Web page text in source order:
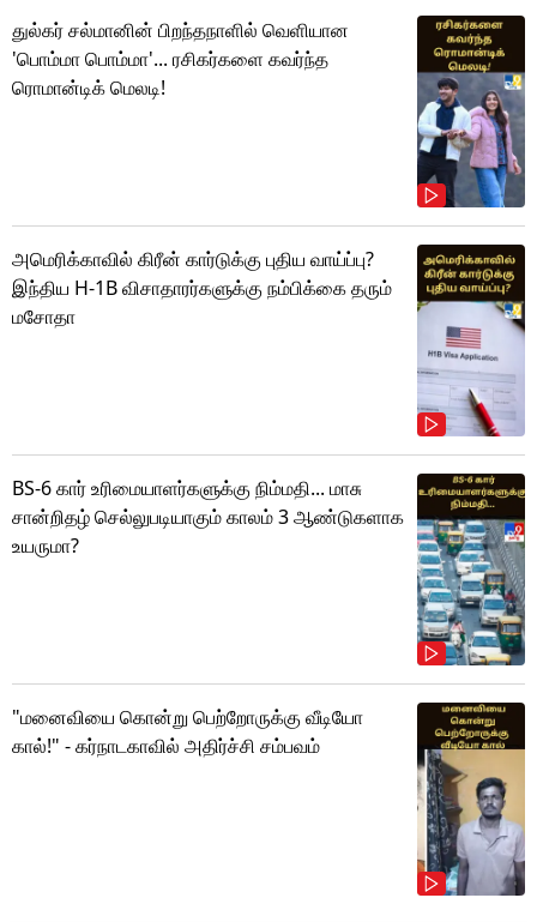
துல்கர் சல்மானின் பிறந்தநாளில் வெளியான
'பொம்மா பொம்மா'... ரசிகர்களை கவர்ந்த
ரொமான்டிக் மெலடி!
அமெரிக்காவில் கிரீன் கார்டுக்கு புதிய வாய்ப்பு?
இந்திய H-1B விசாதாரர்களுக்கு நம்பிக்கை தரும்
மசோதா
BS-6 கார் உரிமையாளர்களுக்கு நிம்மதி... மாசு
சான்றிதழ் செல்லுபடியாகும் காலம் 3 ஆண்டுகளாக
உயருமா?
"மனைவியை கொன்று பெற்றோருக்கு வீடியோ
கால்!" - கர்நாடகாவில் அதிர்ச்சி சம்பவம்